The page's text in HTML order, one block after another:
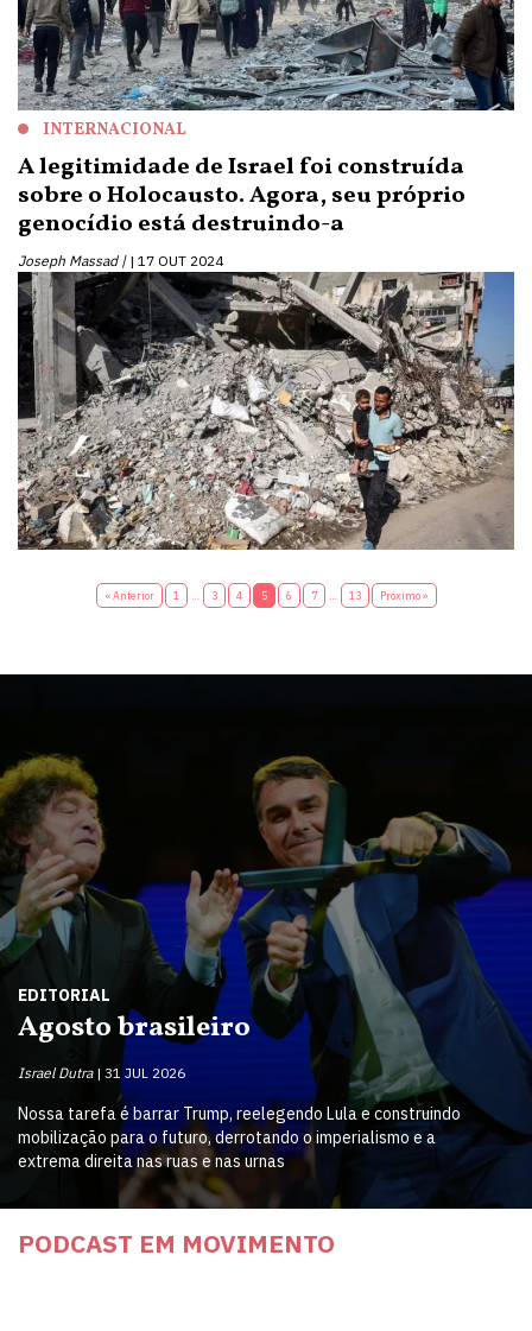
INTERNACIONAL
A legitimidade de Israel foi construída
sobre o Holocausto. Agora, seu próprio
genocídio está destruindo-a
Joseph Massad | 17 OUT 2024
« Anterior 1 3 4 5 6 7 13 Próximo »
EDITORIAL
Agosto brasileiro
Israel Dutra 31 JUL 2026
Nossa tarefa é barrar Trump, reelegendo Lula e construindo
mobilização para o futuro, derrotando o imperialismo e a
extrema direita nas ruas e nas urnas
PODCAST EM MOVIMENTO